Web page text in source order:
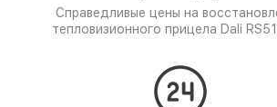
Справедливые цены на
тепловизионного прицела Dali